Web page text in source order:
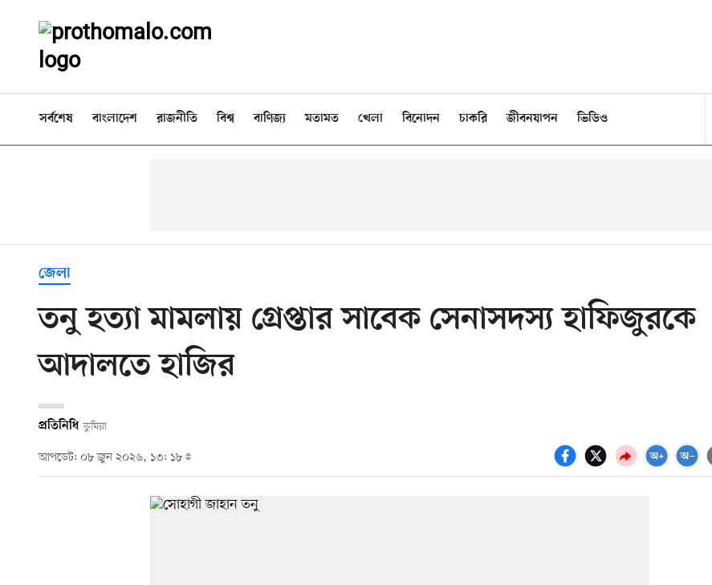
সর্বশেষ বাংলাদেশ রাজনীতি বিশ্ব বাণিজ্য মতামত খেলা বিনোদন চাকরি জীবনযাপন ভিডিও
জেলা
তনু হত্যা মামলায় গ্রেপ্তার সাবেক সেনাসদস্য হাফিজুরকে
আদালতে হাজির
প্রতিনিধি কুমিল্লা
আপডেট: ০৮ জুন ২০২৬, ১৩: ১৮